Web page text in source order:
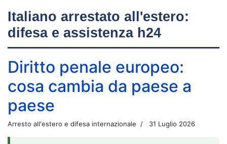
Italiano arrestato all'estero:
difesa e assistenza h24
Diritto penale europeo:
cosa cambia da paese a
paese
Arresto all'estero e difesa internazionale 31 Luglio 2026